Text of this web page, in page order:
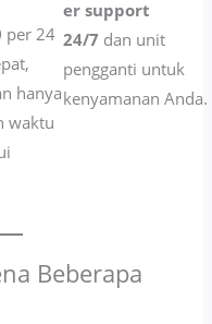
per 24
hanya
waktu
er support
24/7 dan unit
pengganti untuk
kenyamanan Anda.
Beberapa